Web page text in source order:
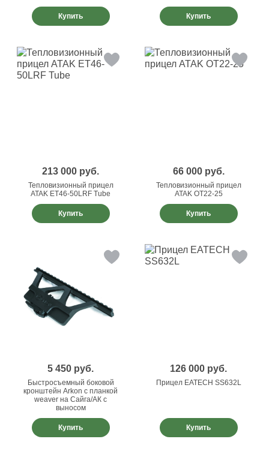
Купить Купить
213 000 руб.
Тепловизионный прицел
ATAK ET46-50LRF Tube
Купить
66 000 руб.
Тепловизионный прицел
ATAK OT22-25
Купить
5 450 руб.
Быстросъемный боковой
кронштейн Arkon с планкой
weaver на Сайга/АК с
выносом
Купить
126 000 руб.
Прицел EATECH SS632L
Купить